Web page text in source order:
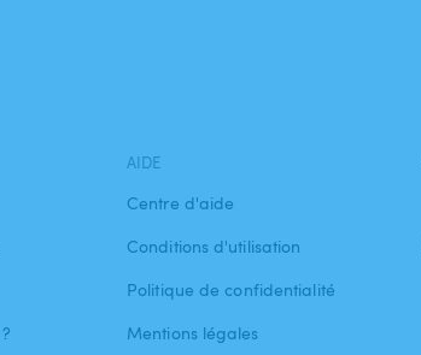
AIDE
Centre d'aide
Conditions d'utilisation
Politique de confidentialité
Mentions légales